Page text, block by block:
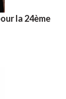
la 24ème